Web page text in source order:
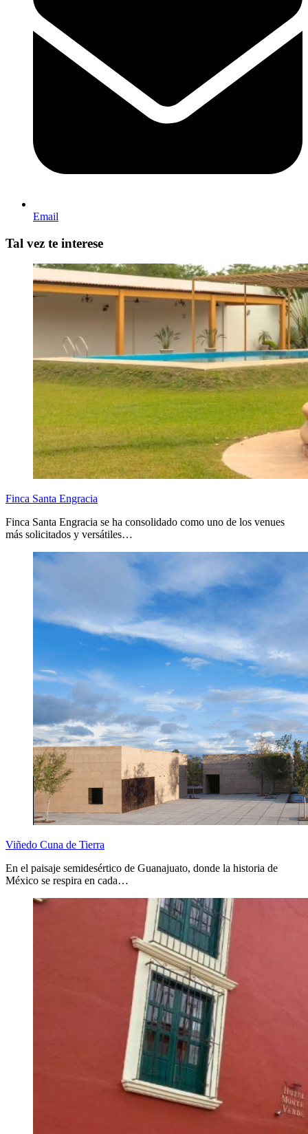
Email
Tal vez te interese
Finca Santa Engracia
Finca Santa Engracia se ha consolidado como uno de los venues
más solicitados y versátiles…
Viñedo Cuna de Tierra
En el paisaje semidesértico de Guanajuato, donde la historia de
México se respira en cada…